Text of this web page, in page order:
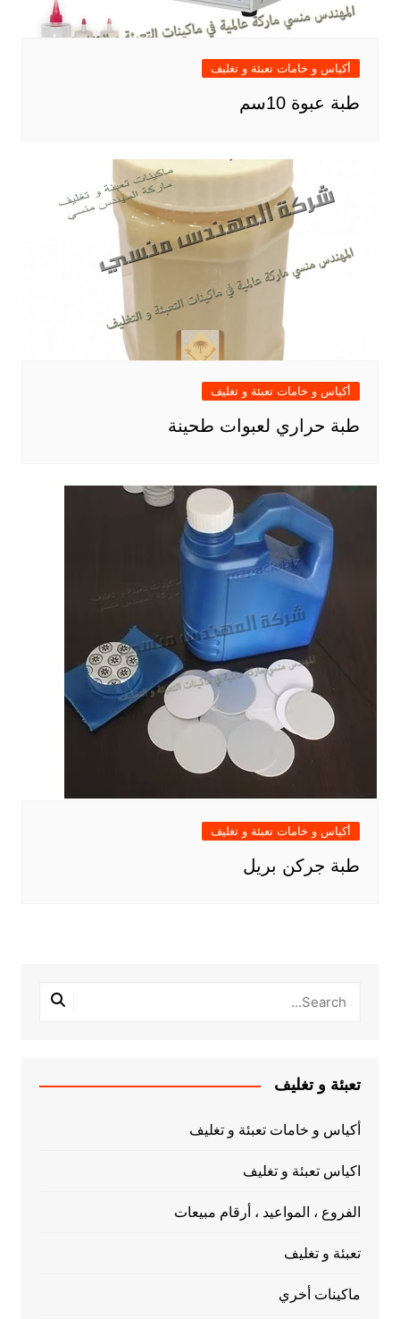
أكياس و خامات تعبئة و تغليف
طبة عبوة 10سم
أكياس و خامات تعبئة و تغليف
طبة حراري لعبوات طحينة
أكياس و خامات تعبئة و تغليف
طبة جركن بريل
تعبئة و تغليف
أكياس و خامات تعبئة و تغليف
اكياس تعبئة و تغليف
الفروع ، المواعيد ، أرقام مبيعات
تعبئة و تغليف
ماكينات أخري